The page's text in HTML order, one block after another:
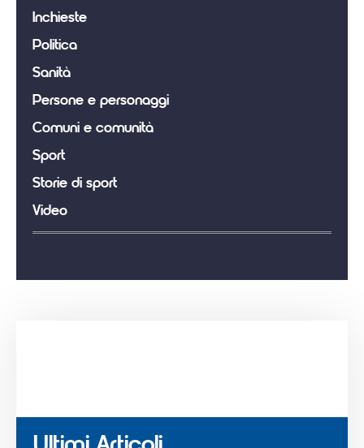
Inchieste
Politica
Sanità
Persone e personaggi
Comuni e comunità
Sport
Storie di sport
Video